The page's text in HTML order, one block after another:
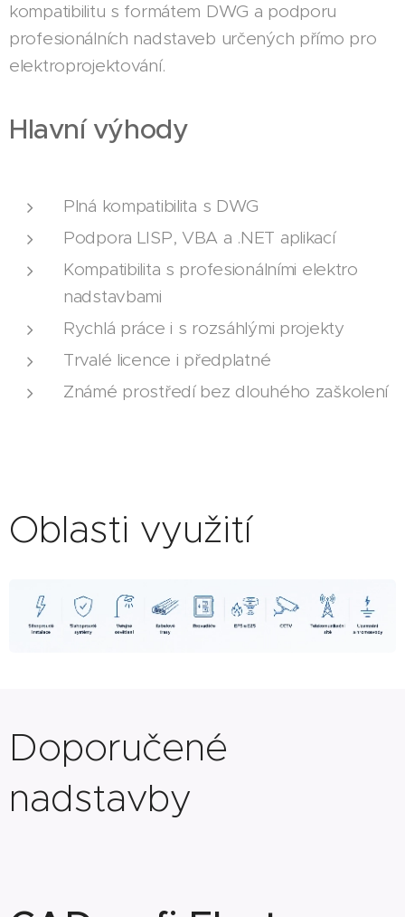
kompatibilitu s formátem DWG a podporu
profesionálních nadstaveb určených přímo pro
elektroprojektování.
Hlavní výhody
Plná kompatibilita s DWG
Podpora LISP, VBA a .NET aplikací
Kompatibilita s profesionálními elektro
nadstavbami
Rychlá práce i s rozsáhlými projekty
Trvalé licence i předplatné
Známé prostředí bez dlouhého zaškolení
Oblasti využití
Doporučené
nadstavby